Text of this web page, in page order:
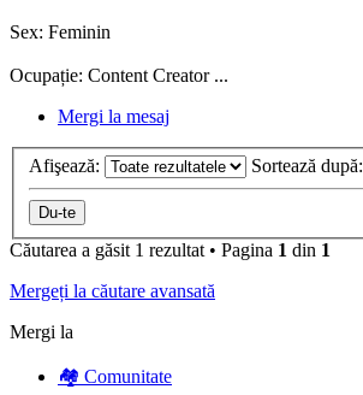
Sex: Feminin
Ocupație: Content Creator ...
Mergi la mesaj
Afişează: Sortează după:
Căutarea a găsit 1 rezultat • Pagina 1 din 1
Mergeți la căutare avansată
Mergi la
🏘️ Comunitate